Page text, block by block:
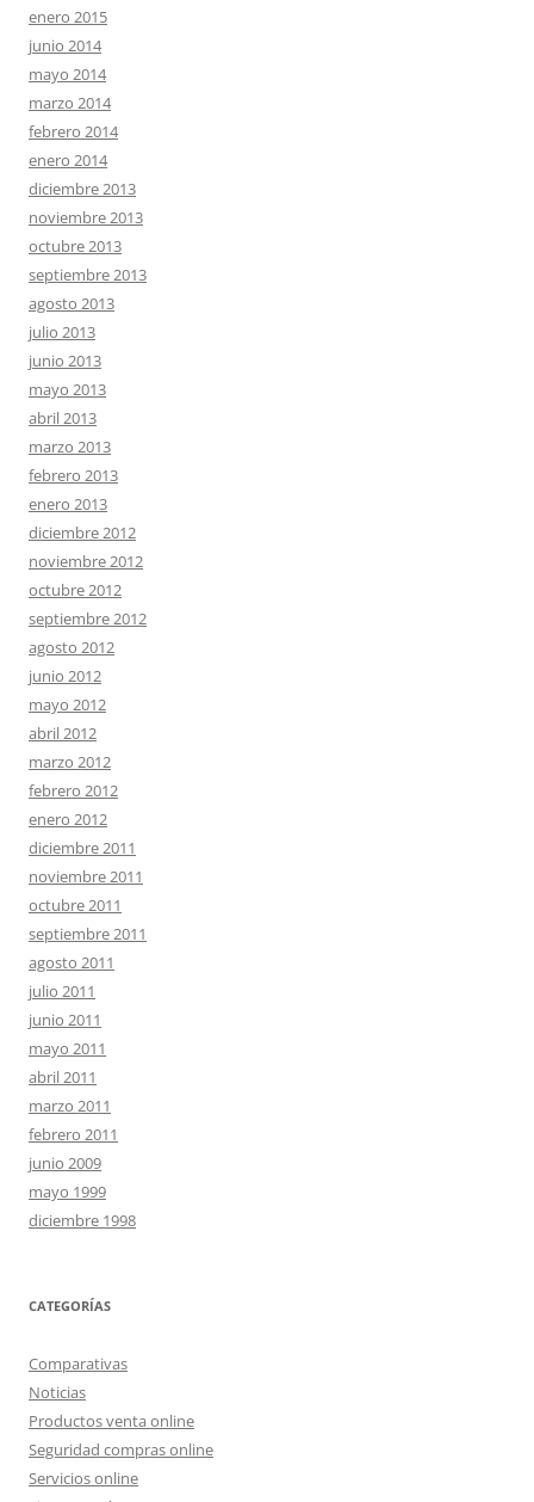
enero 2015
junio 2014
mayo 2014
marzo 2014
febrero 2014
enero 2014
diciembre 2013
noviembre 2013
octubre 2013
septiembre 2013
agosto 2013
julio 2013
junio 2013
mayo 2013
abril 2013
marzo 2013
febrero 2013
enero 2013
diciembre 2012
noviembre 2012
octubre 2012
septiembre 2012
agosto 2012
junio 2012
mayo 2012
abril 2012
marzo 2012
febrero 2012
enero 2012
diciembre 2011
noviembre 2011
octubre 2011
septiembre 2011
agosto 2011
julio 2011
junio 2011
mayo 2011
abril 2011
marzo 2011
febrero 2011
junio 2009
mayo 1999
diciembre 1998
CATEGORÍAS
Comparativas
Noticias
Productos venta online
Seguridad compras online
Servicios online